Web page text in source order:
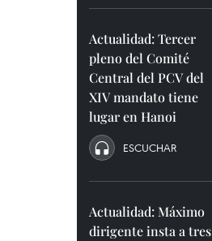
Actualidad: Tercer
pleno del Comité
Central del PCV del
XIV mandato tiene
lugar en Hanoi
ESCUCHAR
Actualidad: Máximo
dirigente insta a tres